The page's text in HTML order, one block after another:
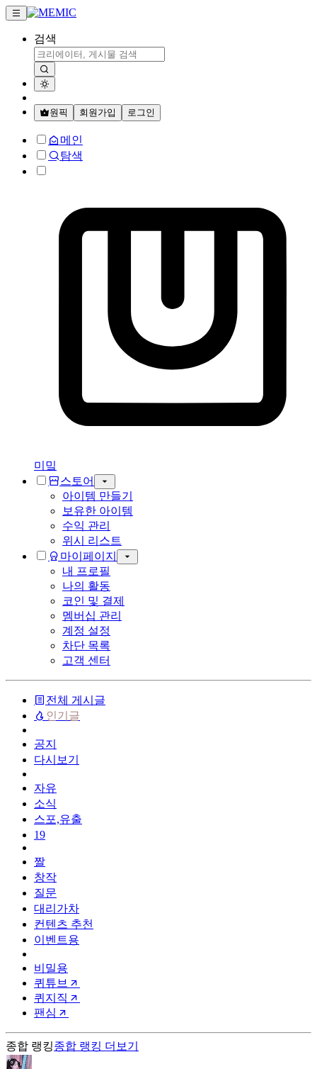
검색
원픽 회원가입 로그인
메인
탐색
미밐
스토어
아이템 만들기
보유한 아이템
수익 관리
위시 리스트
마이페이지
내 프로필
나의 활동
코인 및 결제
멤버십 관리
계정 설정
차단 목록
고객 센터
전체 게시글
인기글
공지
다시보기
자유
소식
스포,유출
19
짤
창작
질문
대리가차
컨텐츠 추천
이벤트용
비밀용
퀴튜브
퀴지직
팬심
종합 랭킹종합 랭킹 더보기